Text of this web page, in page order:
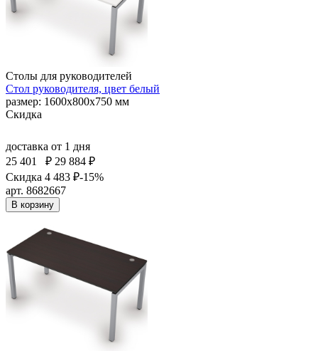
Столы для руководителей
Стол руководителя, цвет белый
размер: 1600х800х750 мм
Скидка
доставка от 1 дня
25 401
₽ 29 884 ₽
Скидка 4 483 ₽-15%
арт. 8682667
В корзину